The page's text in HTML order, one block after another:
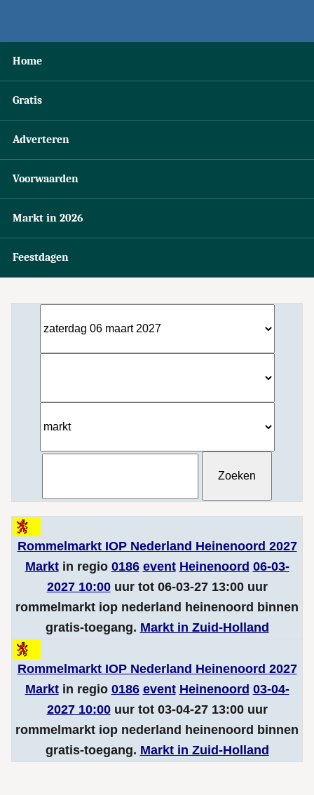
Home
Gratis
Adverteren
Voorwaarden
Markt in 2026
Feestdagen
Rommelmarkt IOP Nederland Heinenoord 2027
Marktin regio 0186 event Heinenoord 06-03-
2027 10:00uur tot 06-03-27 13:00 uur
rommelmarkt iop nederland heinenoord binnen
gratis-toegang. Markt in Zuid-Holland
Rommelmarkt IOP Nederland Heinenoord 2027
Marktin regio 0186 event Heinenoord 03-04-
2027 10:00uur tot 03-04-27 13:00 uur
rommelmarkt iop nederland heinenoord binnen
gratis-toegang. Markt in Zuid-Holland